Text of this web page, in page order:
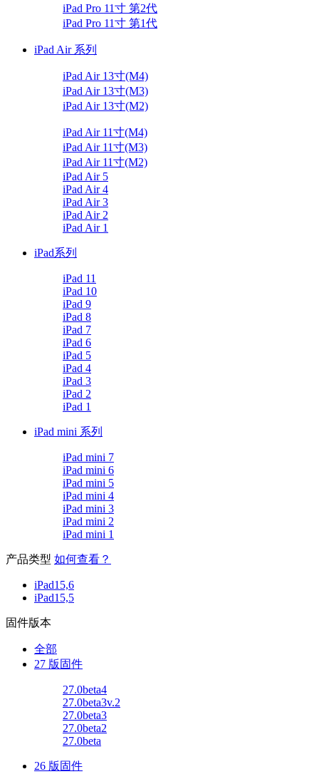
iPad Pro 11寸 第2代
iPad Pro 11寸 第1代
iPad Air 系列
iPad Air 13寸(M4)
iPad Air 13寸(M3)
iPad Air 13寸(M2)
iPad Air 11寸(M4)
iPad Air 11寸(M3)
iPad Air 11寸(M2)
iPad Air 5
iPad Air 4
iPad Air 3
iPad Air 2
iPad Air 1
iPad系列
iPad 11
iPad 10
iPad 9
iPad 8
iPad 7
iPad 6
iPad 5
iPad 4
iPad 3
iPad 2
iPad 1
iPad mini 系列
iPad mini 7
iPad mini 6
iPad mini 5
iPad mini 4
iPad mini 3
iPad mini 2
iPad mini 1
产品类型 如何查看？
iPad15,6
iPad15,5
固件版本
全部
27 版固件
27.0beta4
27.0beta3v.2
27.0beta3
27.0beta2
27.0beta
26 版固件